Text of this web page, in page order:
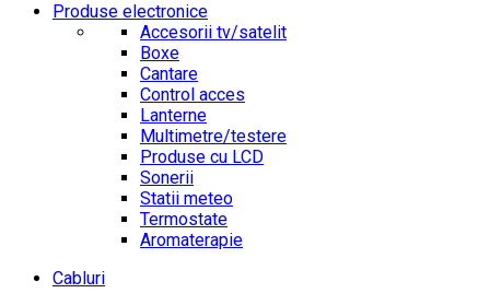
Produse electronice
Accesorii tv/satelit
Boxe
Cantare
Control acces
Lanterne
Multimetre/testere
Produse cu LCD
Sonerii
Statii meteo
Termostate
Aromaterapie
Cabluri